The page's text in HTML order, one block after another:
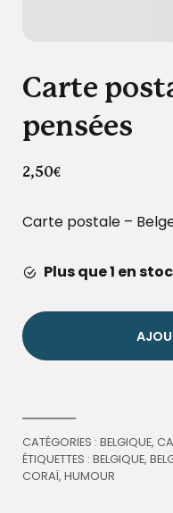
Carte
pensées
2,50€
Carte postale –
Plus que 1 en
CATÉGORIES : BELGIQUE,
ÉTIQUETTES : BELGIQUE,
CORAÏ, HUMOUR